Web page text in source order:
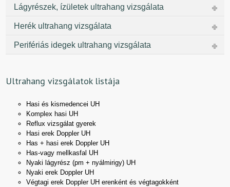
Lágyrészek, ízületek ultrahang vizsgálata
Herék ultrahang vizsgálata
Perifériás idegek ultrahang vizsgálata
Ultrahang vizsgálatok listája
Hasi és kismedencei UH
Komplex hasi UH
Reflux vizsgálat gyerek
Hasi erek Doppler UH
Has + hasi erek Doppler UH
Has-vagy mellkasfal UH
Nyaki lágyrész (pm + nyálmirigy) UH
Nyaki erek Doppler UH
Végtagi erek Doppler UH erenként és végtagokként